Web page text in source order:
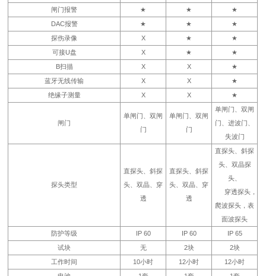
闸门报警
★ ★
★
DAC报警
★ ★
★
探伤录像
X ★
★
可接U盘
X ★
★
B扫描
X X
★
蓝牙无线传输
X X
★
绝缘子测量
X X ★
闸门
单闸门、双闸
门
单闸门、双闸
门
单闸门、双闸
门、进波门、
失波门
探头类型
直探头、斜探
头、双晶、穿
透
直探头、斜探
头、双晶、穿
透
直探头、斜探
头、双晶探
头、
穿透探头，
爬波探头，表
面波探头
防护等级
IP 60 IP 60
IP 65
试块
无 2块
2块
工作时间
10小时 12小时
12小时